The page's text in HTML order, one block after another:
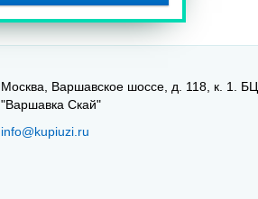
Москва, Варшавское шоссе, д. 118, к. 1. БЦ
"Варшавка Скай"
info@kupiuzi.ru